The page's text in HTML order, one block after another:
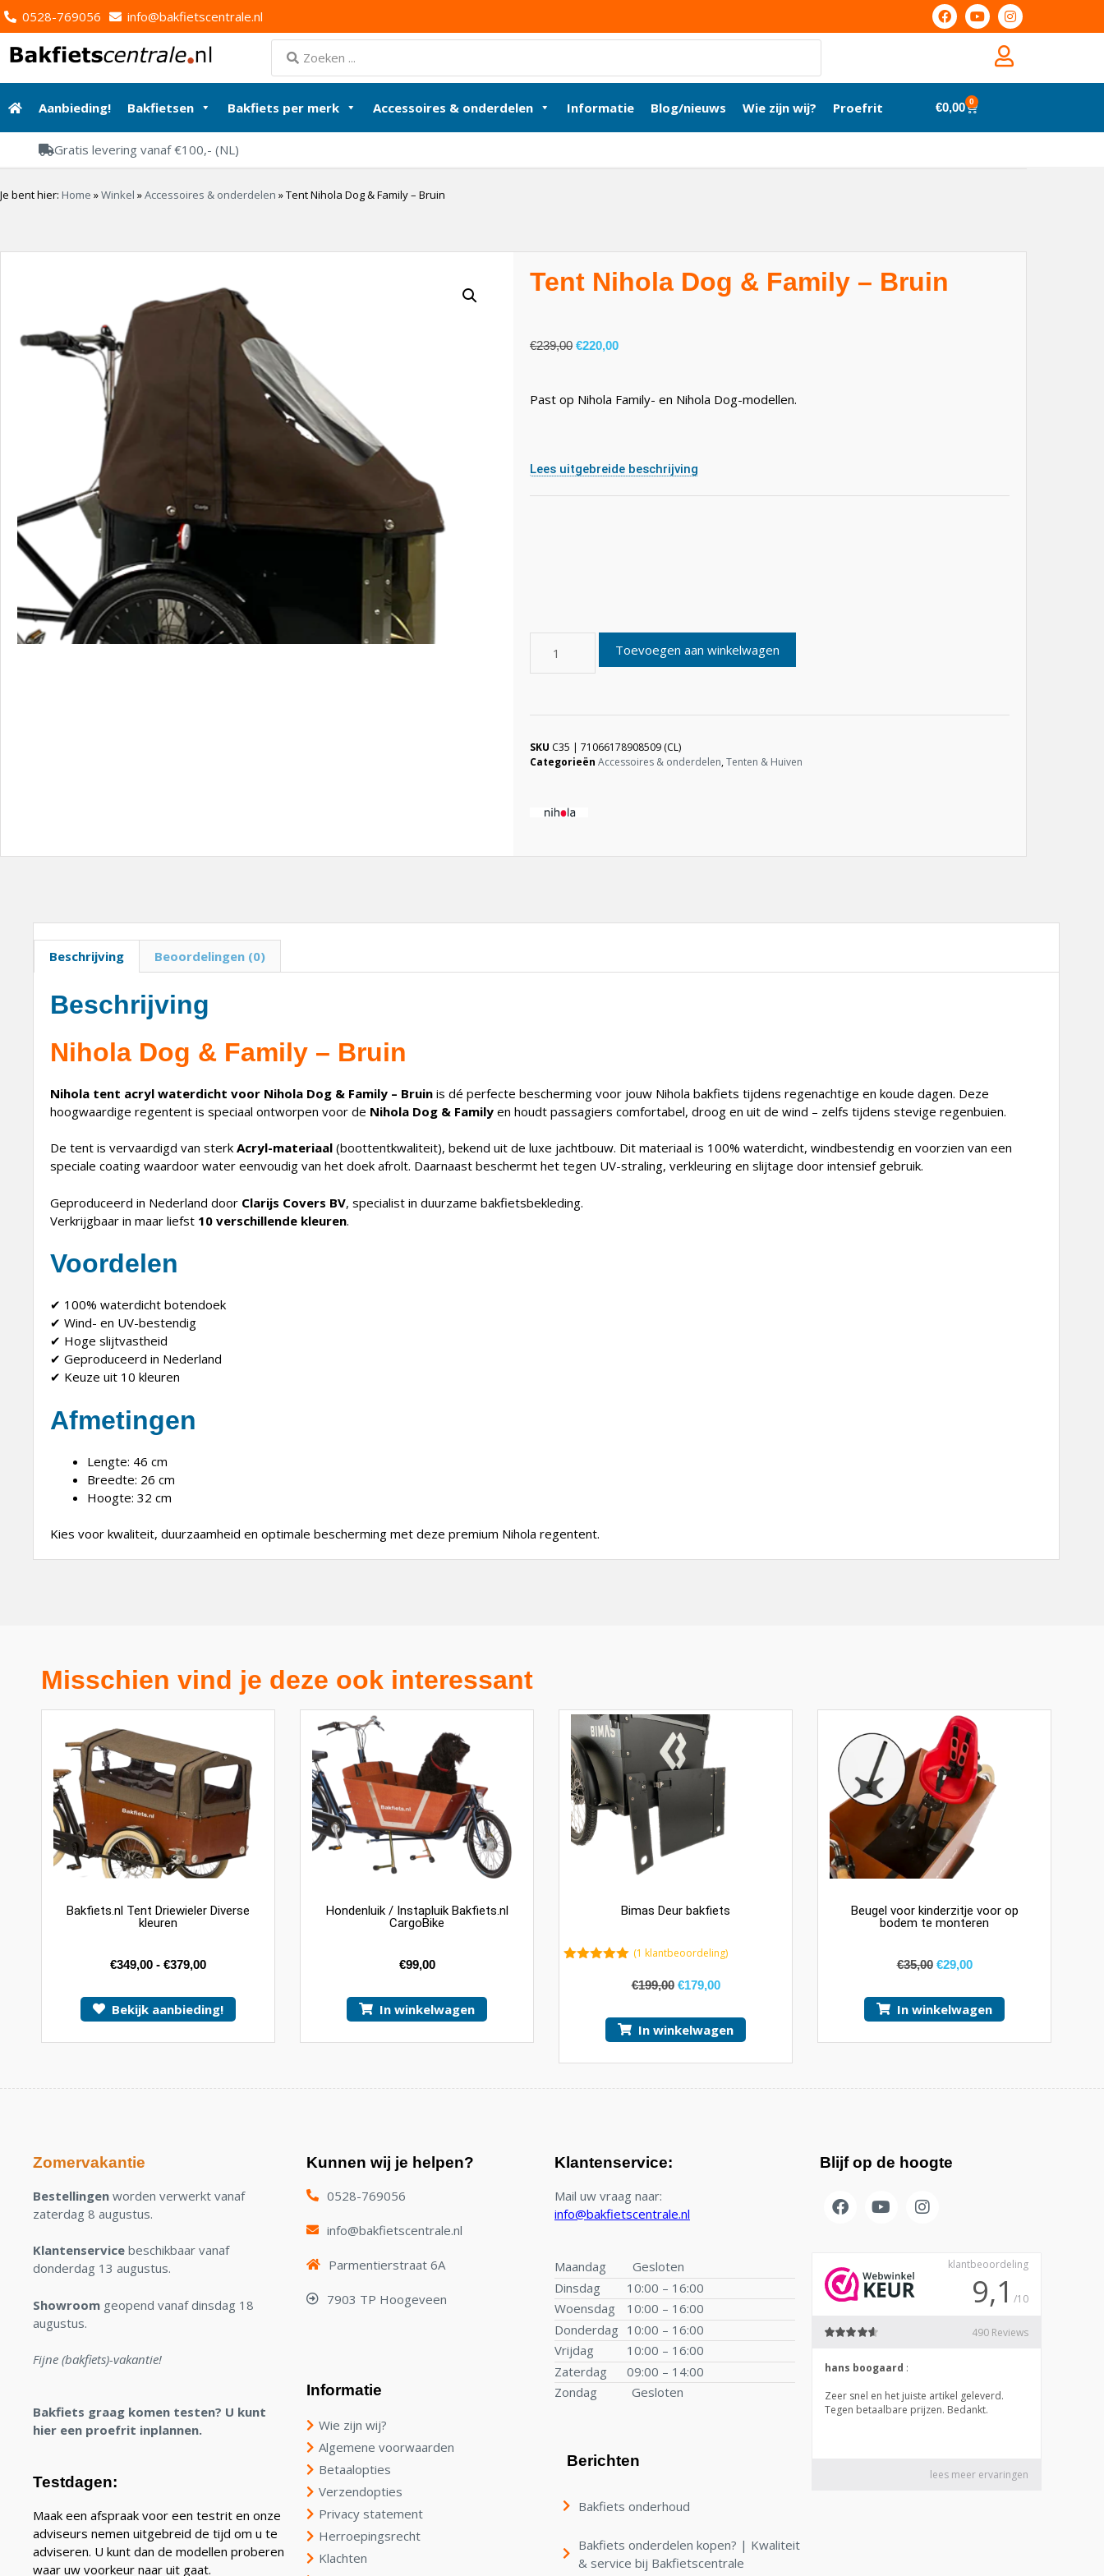
0528-769056 info@bakfietscentrale.nl
Aanbieding! Bakfietsen Bakfiets per merk Accessoires & onderdelen Informatie Blog/nieuws Wie zijn wij? Proefrit €0,00 0
Gratis levering vanaf €100,- (NL)
Je bent hier: Home »Winkel »Accessoires & onderdelen »Tent Nihola Dog & Family – Bruin
Tent Nihola Dog & Family – Bruin
€239,00 €220,00
Past op Nihola Family- en Nihola Dog-modellen.
Lees uitgebreide beschrijving
Toevoegen aan winkelwagen
SKU C35 | 71066178908509 (CL)
Categorieën Accessoires & onderdelen,Tenten & Huiven
Beschrijving Beoordelingen (0)
Beschrijving
Nihola Dog & Family – Bruin
Nihola tent acryl waterdicht voor Nihola Dog & Family – Bruin is dé perfecte bescherming voor jouw Nihola bakfiets tijdens regenachtige en koude dagen. Deze
hoogwaardige regentent is speciaal ontworpen voor de Nihola Dog & Family en houdt passagiers comfortabel, droog en uit de wind – zelfs tijdens stevige regenbuien.
De tent is vervaardigd van sterk Acryl-materiaal (boottentkwaliteit), bekend uit de luxe jachtbouw. Dit materiaal is 100% waterdicht, windbestendig en voorzien van een
speciale coating waardoor water eenvoudig van het doek afrolt. Daarnaast beschermt het tegen UV-straling, verkleuring en slijtage door intensief gebruik.
Geproduceerd in Nederland door Clarijs Covers BV, specialist in duurzame bakfietsbekleding.
Verkrijgbaar in maar liefst 10 verschillende kleuren.
Voordelen
✔ 100% waterdicht botendoek
✔ Wind- en UV-bestendig
✔ Hoge slijtvastheid
✔ Geproduceerd in Nederland
✔ Keuze uit 10 kleuren
Afmetingen
Lengte: 46 cm
Breedte: 26 cm
Hoogte: 32 cm
Kies voor kwaliteit, duurzaamheid en optimale bescherming met deze premium Nihola regentent.
Misschien vind je deze ook interessant
Bakfiets.nl Tent Driewieler Diverse
kleuren
€349,00 - €379,00
Bekijk aanbieding!
Hondenluik / Instapluik Bakfiets.nl
CargoBike
€99,00
In winkelwagen
Bimas Deur bakfiets
(1 klantbeoordeling)
€199,00 €179,00
In winkelwagen
Beugel voor kinderzitje voor op
bodem te monteren
€35,00 €29,00
In winkelwagen
Zomervakantie
Bestellingen worden verwerkt vanaf
zaterdag 8 augustus.
Klantenservice beschikbaar vanaf
donderdag 13 augustus.
Showroom geopend vanaf dinsdag 18
augustus.
Fijne (bakfiets)-vakantie!
Bakfiets graag komen testen? U kunt
hier een proefrit inplannen.
Testdagen:
Maak een afspraak voor een testrit en onze
adviseurs nemen uitgebreid de tijd om u te
adviseren. U kunt dan de modellen proberen
waar uw voorkeur naar uit gaat.
Kunnen wij je helpen?
0528-769056
info@bakfietscentrale.nl
Parmentierstraat 6A
7903 TP Hoogeveen
Informatie
Wie zijn wij?
Algemene voorwaarden
Betaalopties
Verzendopties
Privacy statement
Herroepingsrecht
Klachten
Klantenservice:
Mail uw vraag naar:
info@bakfietscentrale.nl
Maandag
Gesloten
Dinsdag
10:00 – 16:00
Woensdag
10:00 – 16:00
Donderdag 10:00 – 16:00
Vrijdag
10:00 – 16:00
Zaterdag
09:00 – 14:00
Zondag
Gesloten
Berichten
Bakfiets onderhoud
Bakfiets onderdelen kopen? | Kwaliteit
& service bij Bakfietscentrale
Blijf op de hoogte